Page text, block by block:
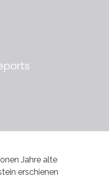
Jahre alte
erschienen